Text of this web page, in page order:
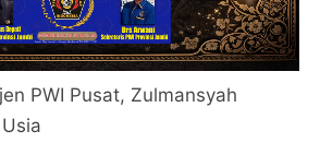
PWI Pusat, Zulmansyah